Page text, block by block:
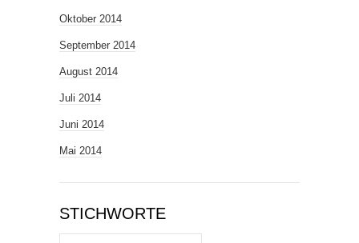
Oktober 2014
September 2014
August 2014
Juli 2014
Juni 2014
Mai 2014
STICHWORTE